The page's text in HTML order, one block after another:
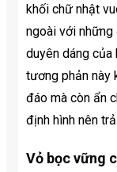
khối chữ nhật
ngoài với
duyên dáng của
tương phản này
đáo mà còn ẩn
định hình nên
Vỏ bọc vững